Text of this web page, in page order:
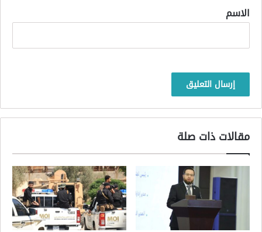
*
الاسم
مقالات ذات صلة